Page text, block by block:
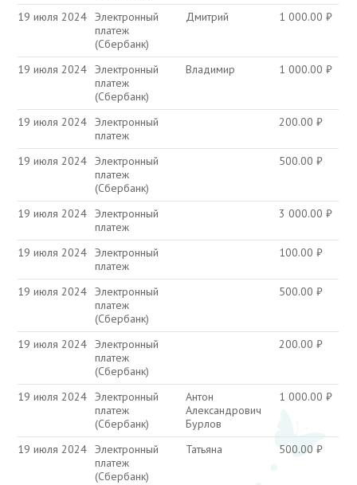
19 июля 2024 Электронный
платеж
(Сбербанк)
Дмитрий 1 000.00₽
19 июля 2024 Электронный
платеж
(Сбербанк)
Владимир 1 000.00₽
19 июля 2024 Электронный
платеж
200.00₽
19 июля 2024 Электронный
платеж
(Сбербанк)
500.00₽
19 июля 2024 Электронный
платеж
3 000.00₽
19 июля 2024 Электронный
платеж
100.00₽
19 июля 2024 Электронный
платеж
(Сбербанк)
500.00₽
19 июля 2024 Электронный
платеж
(Сбербанк)
200.00₽
19 июля 2024 Электронный
платеж
(Сбербанк)
Антон
Александрович
Бурлов
1 000.00₽
19 июля 2024 Электронный
платеж
(Сбербанк)
Татьяна 500.00₽